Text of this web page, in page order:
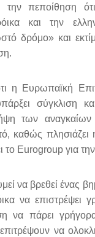
πεποίθηση
και την
δρόμο» και
η Ευρωπαϊκή
σύγκλιση
των
καθώς πλησιάζει
το Eurogroup για
να βρεθεί ένας
να επιστρέψει
να πάρει
να